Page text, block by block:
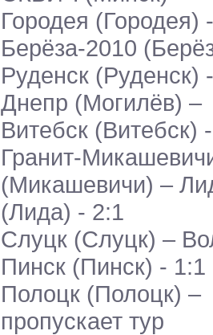
Городея (Городея)
Берёза-2010
Руденск (Руденск)
Днепр (Могилёв) –
Витебск (Витебск)
Гранит-
(Микашевичи) –
(Лида) - 2:1
Слуцк (Слуцк) –
Пинск (Пинск) - 1:1
Полоцк (Полоцк) –
пропускает тур